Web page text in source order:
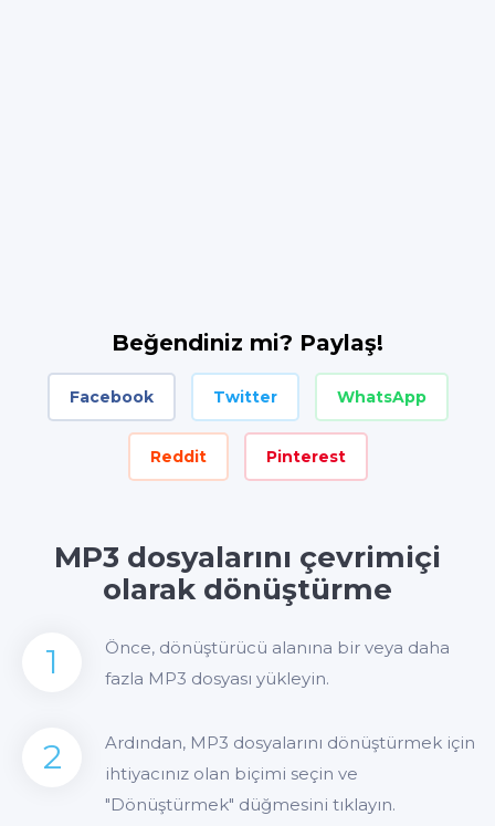
Beğendiniz mi? Paylaş!
Facebook Twitter WhatsApp
Reddit Pinterest
MP3 dosyalarını çevrimiçi
olarak dönüştürme
1
Önce, dönüştürücü alanına bir veya daha
fazla MP3 dosyası yükleyin.
2
Ardından, MP3 dosyalarını dönüştürmek için
ihtiyacınız olan biçimi seçin ve
"Dönüştürmek" düğmesini tıklayın.